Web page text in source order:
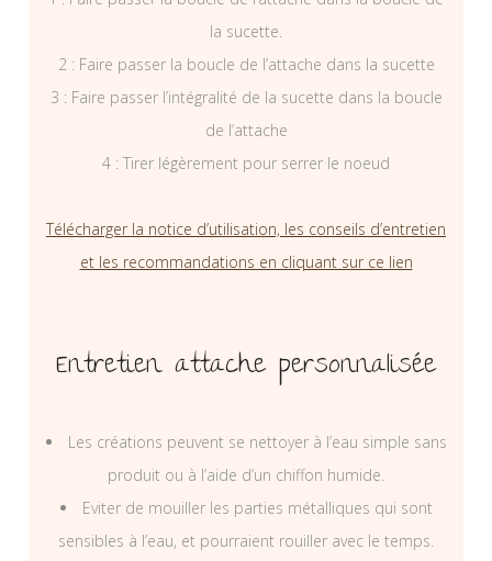
la sucette.
2 : Faire passer la boucle de l’attache dans la sucette
3 : Faire passer l’intégralité de la sucette dans la boucle
de l’attache
4 : Tirer légèrement pour serrer le noeud
Télécharger la notice d’utilisation, les conseils d’entretien
et les recommandations en cliquant sur ce lien
Entretien attache personnalisée
Les créations peuvent se nettoyer à l’eau simple sans
produit ou à l’aide d’un chiffon humide.
Eviter de mouiller les parties métalliques qui sont
sensibles à l’eau, et pourraient rouiller avec le temps.